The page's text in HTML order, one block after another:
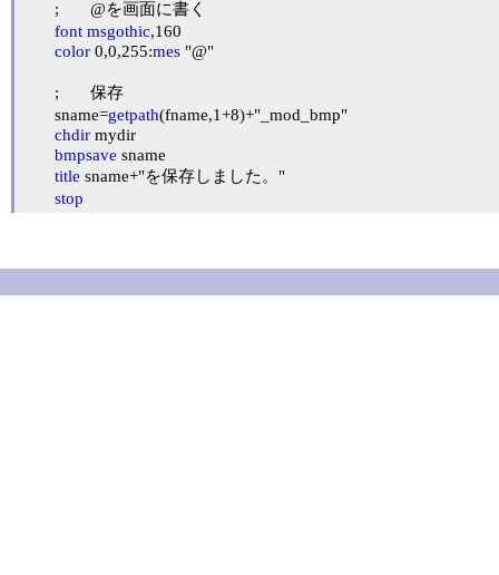
font msgothic,160
color 0,0,255:mes "@"
	sname=
getpath(fname,1+8)+"_mod_bmp"
chdir mydir
bmpsave sname
title sname+"を保存しました。"
stop